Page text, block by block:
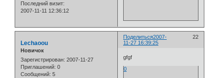
Последний визит:
2007-11-11 12:36:12
Поделиться 22
2007-
11-27 16:39:25
Lechaoou
Новичок
Зарегистрирован: 2007-11-27
Приглашений: 0
Сообщений: 5
gfgf
0